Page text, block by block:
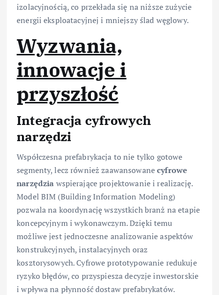
izolacyjnością, co przekłada się na niższe zużycie
energii eksploatacyjnej i mniejszy ślad węglowy.
Wyzwania,
innowacje i
przyszłość
Integracja cyfrowych
narzędzi
Współczesna prefabrykacja to nie tylko gotowe
segmenty, lecz również zaawansowanecyfrowe
narzędzia wspierające projektowanie i realizację.
Model BIM (Building Information Modeling)
pozwala na koordynację wszystkich branż na etapie
koncepcyjnym i wykonawczym. Dzięki temu
możliwe jest jednoczesne analizowanie aspektów
konstrukcyjnych, instalacyjnych oraz
kosztorysowych. Cyfrowe prototypowanie redukuje
ryzyko błędów, co przyspiesza decyzje inwestorskie
i wpływa na płynność dostaw prefabrykatów.